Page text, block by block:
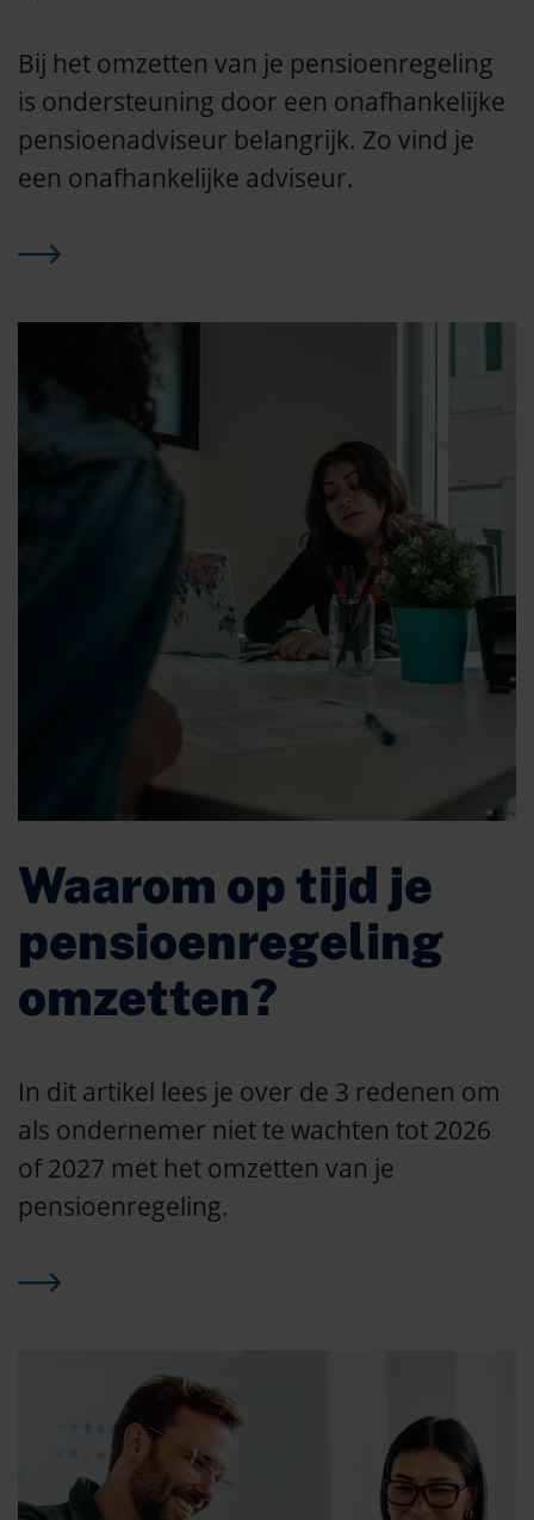
Bij het omzetten van je pensioenregeling
is ondersteuning door een onafhankelijke
pensioenadviseur belangrijk. Zo vind je
een onafhankelijke adviseur.
Waarom op tijd je
pensioenregeling
omzetten?
In dit artikel lees je over de 3 redenen om
als ondernemer niet te wachten tot 2026
of 2027 met het omzetten van je
pensioenregeling.